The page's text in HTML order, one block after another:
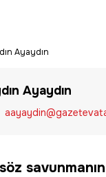
Ayaydın
Ayaydın
savunmanın